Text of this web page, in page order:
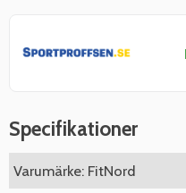
Specifikationer
Varumärke: FitNord